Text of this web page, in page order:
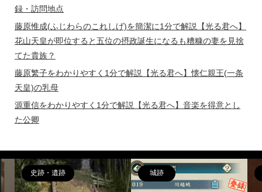
録・訪問地点
藤原惟成(ふじわらのこれしげ)を簡潔に1分で解説【光る君へ】
花山天皇が即位すると五位の摂政誕生になるも糟糠の妻を見捨
てた貴族？
藤原繁子をわかりやすく1分で解説【光る君へ】懐仁親王(一条
天皇)の乳母
源重信をわかりやすく1分で解説【光る君へ】音楽を得意とし
た公卿
史跡・遺跡 城跡